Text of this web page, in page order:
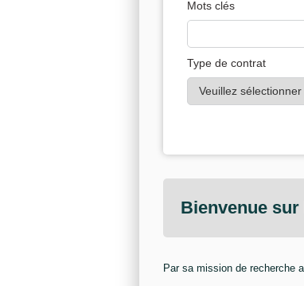
Mots clés
Type de contrat
Bienvenue
Par sa mission de recherche